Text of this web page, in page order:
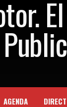
AGENDA